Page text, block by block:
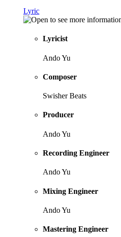
Lyric
Lyricist
Ando Yu
Composer
Swisher Beats
Producer
Ando Yu
Recording Engineer
Ando Yu
Mixing Engineer
Ando Yu
Mastering Engineer